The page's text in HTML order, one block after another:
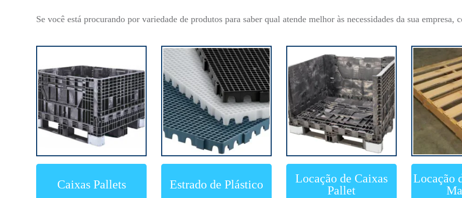
Se você está procurando por variedade de produtos para saber qual atende melhor às necessidades da sua empresa,
Caixas Pallets Estrado de Plástico
Locação de Caixas
Pallet
Locação